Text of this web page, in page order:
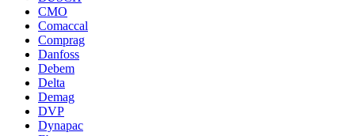
CMO
Comaccal
Comprag
Danfoss
Debem
Delta
Demag
DVP
Dynapac